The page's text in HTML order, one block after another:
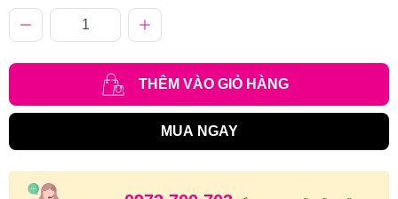
THÊM VÀO GIỎ HÀNG
MUA NGAY